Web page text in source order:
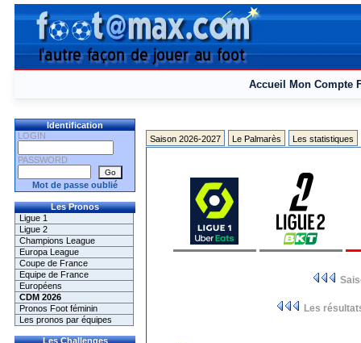
Accueil Mon Compte
Identification
LOGIN
PASSWORD
Mot de passe oublié
Les Pronos
Ligue 1
Ligue 2
Champions League
Europa League
Coupe de France
Equipe de France
Européens
CDM 2026
Pronos Foot féminin
Les pronos par équipes
Les Challenges
Saison 2026-2027 Le Palmarès Les statistiques
Les